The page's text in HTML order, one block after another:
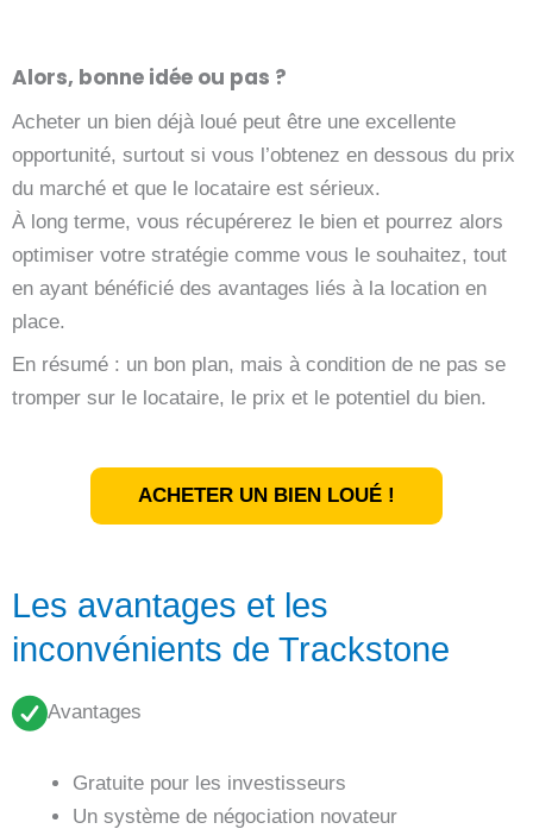
Alors, bonne idée ou pas ?
Acheter un bien déjà loué peut être une excellente
opportunité, surtout si vous l’obtenez en dessous du prix
du marché et que le locataire est sérieux.
À long terme, vous récupérerez le bien et pourrez alors
optimiser votre stratégie comme vous le souhaitez, tout
en ayant bénéficié des avantages liés à la location en
place.
En résumé : un bon plan, mais à condition de ne pas se
tromper sur le locataire, le prix et le potentiel du bien.
ACHETER UN BIEN LOUÉ !
Les avantages et les
inconvénients de Trackstone
Avantages
Gratuite pour les investisseurs
Un système de négociation novateur